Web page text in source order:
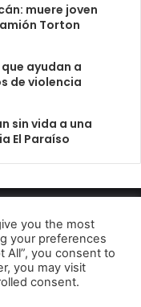
muere joven
Torton
ayudan a
de violencia
sin vida a una
El Paraíso
2022
you the most
your preferences
All”, you consent to
you may visit
consent.